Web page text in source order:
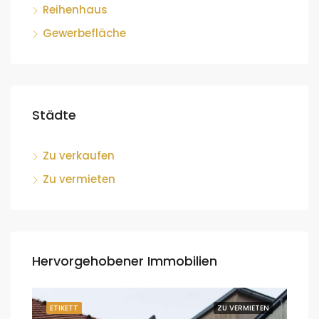
Reihenhaus
Gewerbefläche
Städte
Zu verkaufen
Zu vermieten
Hervorgehobener Immobilien
ZU VERMIETEN
ETIKETT